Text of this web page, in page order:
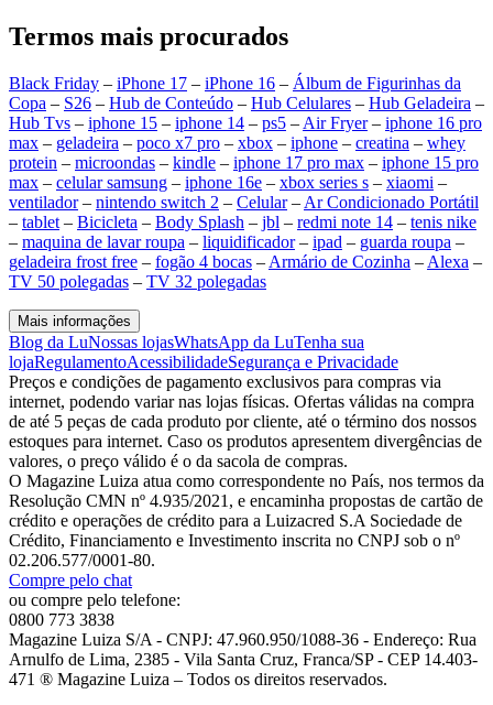
Termos mais procurados
Black Friday – iPhone 17 – iPhone 16 – Álbum de Figurinhas da
Copa – S26 – Hub de Conteúdo – Hub Celulares – Hub Geladeira –
Hub Tvs – iphone 15 – iphone 14 – ps5 – Air Fryer– iphone 16 pro
max – geladeira – poco x7 pro – xbox – iphone – creatina – whey
protein – microondas – kindle – iphone 17 pro max – iphone 15 pro
max – celular samsung – iphone 16e – xbox series s – xiaomi –
ventilador– nintendo switch 2 – Celular– Ar Condicionado Portátil
– tablet – Bicicleta – Body Splash – jbl – redmi note 14 – tenis nike
– maquina de lavar roupa – liquidificador– ipad – guarda roupa –
geladeira frost free – fogão 4 bocas – Armário de Cozinha – Alexa –
TV 50 polegadas – TV 32 polegadas
Mais informações
Blog da LuNossas lojasWhatsApp da LuTenha sua
lojaRegulamentoAcessibilidadeSegurança e Privacidade
Preços e condições de pagamento exclusivos para compras via
internet, podendo variar nas lojas físicas. Ofertas válidas na compra
de até 5 peças de cada produto por cliente, até o término dos nossos
estoques para internet. Caso os produtos apresentem divergências de
valores, o preço válido é o da sacola de compras.
O Magazine Luiza atua como correspondente no País, nos termos da
Resolução CMN nº 4.935/2021, e encaminha propostas de cartão de
crédito e operações de crédito para a Luizacred S.A Sociedade de
Crédito, Financiamento e Investimento inscrita no CNPJ sob o nº
02.206.577/0001-80.
Compre pelo chat
ou compre pelo telefone:
0800 773 3838
Magazine Luiza S/A - CNPJ: 47.960.950/1088-36 - Endereço: Rua
Arnulfo de Lima, 2385 - Vila Santa Cruz, Franca/SP - CEP 14.403-
471 ® Magazine Luiza – Todos os direitos reservados.